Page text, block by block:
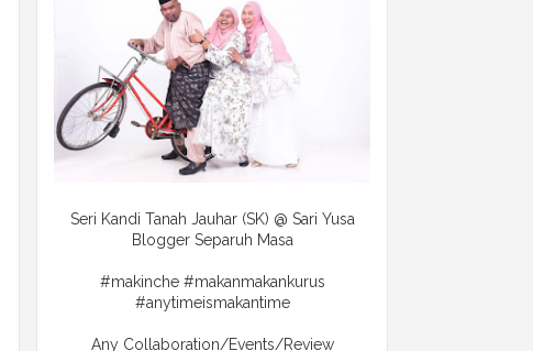
Seri Kandi Tanah Jauhar (SK) @ Sari Yusa
Blogger Separuh Masa
#makinche #makanmakankurus
#anytimeismakantime
Any Collaboration/Events/Review